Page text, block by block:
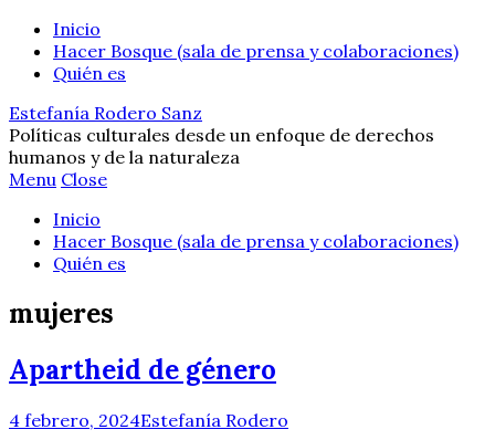
Inicio
Hacer Bosque (sala de prensa y colaboraciones)
Quién es
Estefanía Rodero Sanz
Políticas culturales desde un enfoque de derechos
humanos y de la naturaleza
Menu Close
Inicio
Hacer Bosque (sala de prensa y colaboraciones)
Quién es
mujeres
Apartheid de género
4 febrero, 2024Estefanía Rodero